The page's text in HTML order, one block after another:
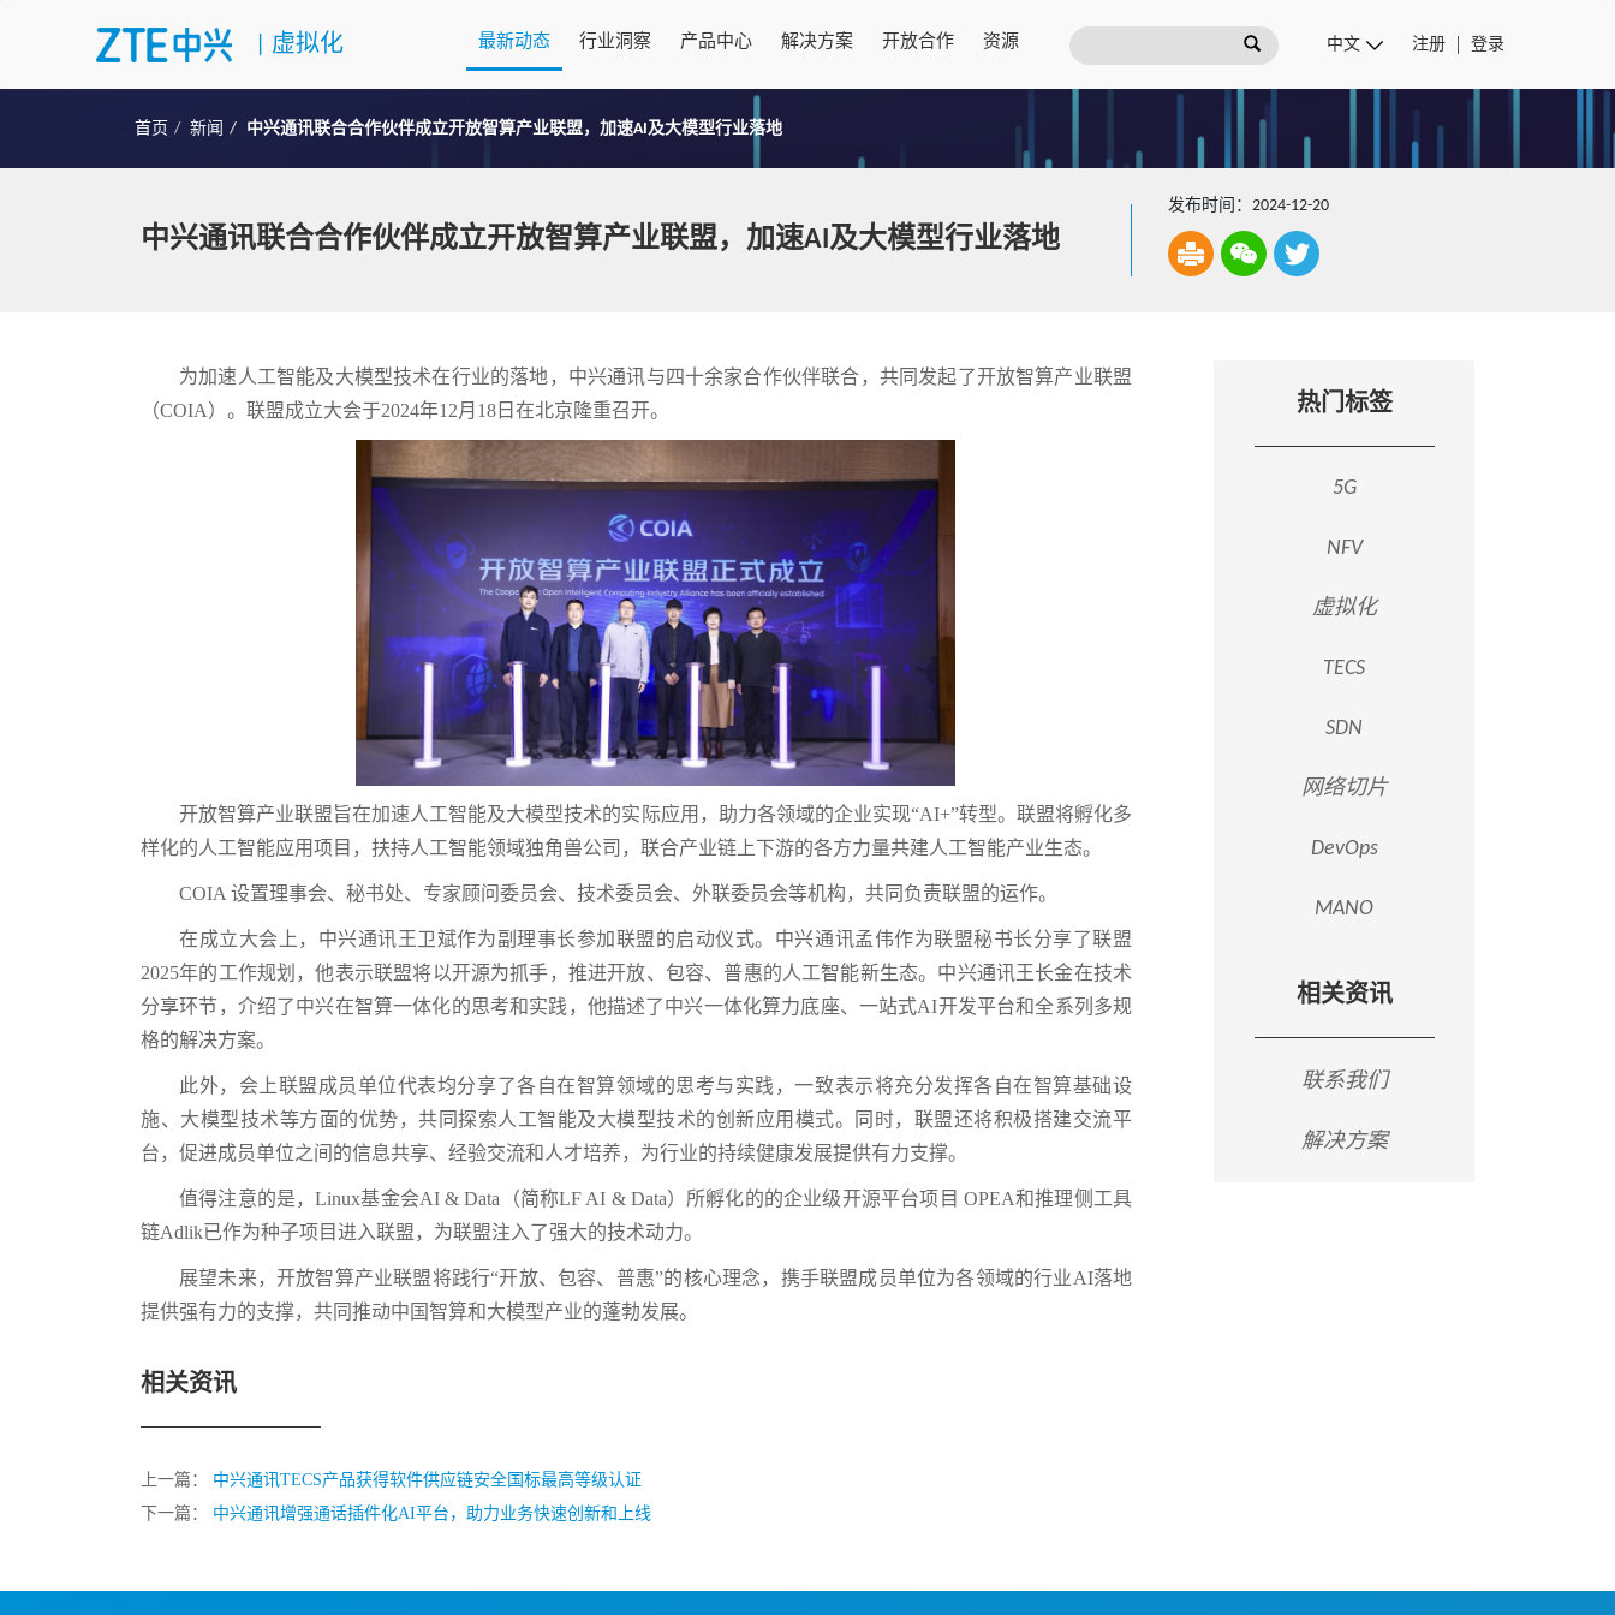
虚拟化 最新动态 行业洞察 产品中心 解决方案 开放合作 资源 注册 登录
首页 新闻 中兴通讯联合合作伙伴成立开放智算产业联盟，加速AI及大模型行业落地
中兴通讯联合合作伙伴成立开放智算产业联盟，加速AI及大模型行业落地
发布时间：2024-12-20
为加速人工智能及大模型技术在行业的落地，中兴通讯与四十余家合作伙伴联合，共同发起了开放智算产业联盟
（COIA）。联盟成立大会于2024年12月18日在北京隆重召开。
开放智算产业联盟旨在加速人工智能及大模型技术的实际应用，助力各领域的企业实现“AI+”转型。联盟将孵化多
样化的人工智能应用项目，扶持人工智能领域独角兽公司，联合产业链上下游的各方力量共建人工智能产业生态。
COIA 设置理事会、秘书处、专家顾问委员会、技术委员会、外联委员会等机构，共同负责联盟的运作。
在成立大会上，中兴通讯王卫斌作为副理事长参加联盟的启动仪式。中兴通讯孟伟作为联盟秘书长分享了联盟
2025年的工作规划，他表示联盟将以开源为抓手，推进开放、包容、普惠的人工智能新生态。中兴通讯王长金在技术
分享环节，介绍了中兴在智算一体化的思考和实践，他描述了中兴一体化算力底座、一站式AI开发平台和全系列多规
格的解决方案。
此外，会上联盟成员单位代表均分享了各自在智算领域的思考与实践，一致表示将充分发挥各自在智算基础设
施、大模型技术等方面的优势，共同探索人工智能及大模型技术的创新应用模式。同时，联盟还将积极搭建交流平
台，促进成员单位之间的信息共享、经验交流和人才培养，为行业的持续健康发展提供有力支撑。
值得注意的是，Linux基金会AI & Data（简称LF AI & Data）所孵化的的企业级开源平台项目 OPEA和推理侧工具
链Adlik已作为种子项目进入联盟，为联盟注入了强大的技术动力。
展望未来，开放智算产业联盟将践行“开放、包容、普惠”的核心理念，携手联盟成员单位为各领域的行业AI落地
提供强有力的支撑，共同推动中国智算和大模型产业的蓬勃发展。
相关资讯
上一篇： 中兴通讯TECS产品获得软件供应链安全国标最高等级认证
下一篇： 中兴通讯增强通话插件化AI平台，助力业务快速创新和上线
热门标签
5G
NFV
虚拟化
TECS
SDN
网络切片
DevOps
MANO
相关资讯
联系我们
解决方案